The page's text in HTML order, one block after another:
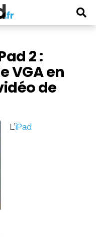
2 :
VGA en
de
L’iPad